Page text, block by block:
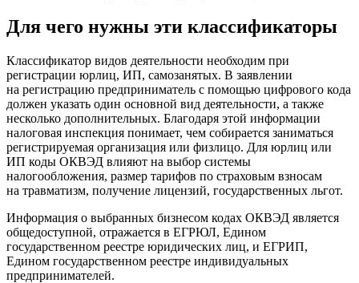
Для чего нужны эти классификаторы
Классификатор видов деятельности необходим при
регистрации юрлиц, ИП, самозанятых. В заявлении
на регистрацию предприниматель с помощью цифрового кода
должен указать один основной вид деятельности, а также
несколько дополнительных. Благодаря этой информации
налоговая инспекция понимает, чем собирается заниматься
регистрируемая организация или физлицо. Для юрлиц или
ИП коды ОКВЭД влияют на выбор системы
налогообложения, размер тарифов по страховым взносам
на травматизм, получение лицензий, государственных льгот.
Информация о выбранных бизнесом кодах ОКВЭД является
общедоступной, отражается в ЕГРЮЛ, Едином
государственном реестре юридических лиц, и ЕГРИП,
Едином государственном реестре индивидуальных
предпринимателей.